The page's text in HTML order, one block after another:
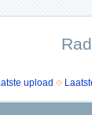
upload